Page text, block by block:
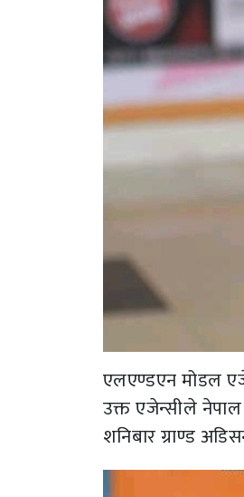
एलएण्डएन मोडल
उक्त एजेन्सीले नेपाल
शनिबार ग्राण्ड